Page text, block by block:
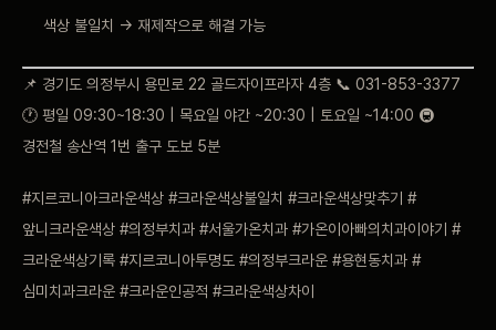
색상 불일치 → 재제작으로 해결 가능
📌 경기도 의정부시 용민로 22 골드자이프라자 4층 📞 031-853-3377
🕐 평일 09:30~18:30 | 목요일 야간 ~20:30 | 토요일 ~14:00 🚇
경전철 송산역 1번 출구 도보 5분
#지르코니아크라운색상 #크라운색상불일치 #크라운색상맞추기 #
앞니크라운색상 #의정부치과 #서울가온치과 #가온이아빠의치과이야기 #
크라운색상기록 #지르코니아투명도 #의정부크라운 #용현동치과 #
심미치과크라운 #크라운인공적 #크라운색상차이